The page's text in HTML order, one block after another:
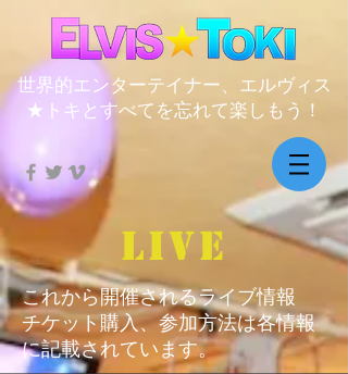
世界的エンターテイナー、エルヴィス
★トキとすべてを忘れて楽しもう！
​LIVE
​これから開催されるライブ情報
​チケット購入、参加方法は各情報
に記載されています。